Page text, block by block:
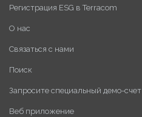
Регистрация ESG в Terracom
О нас
Связаться с нами
Поиск
Запросите специальный демо-счет
Веб приложение